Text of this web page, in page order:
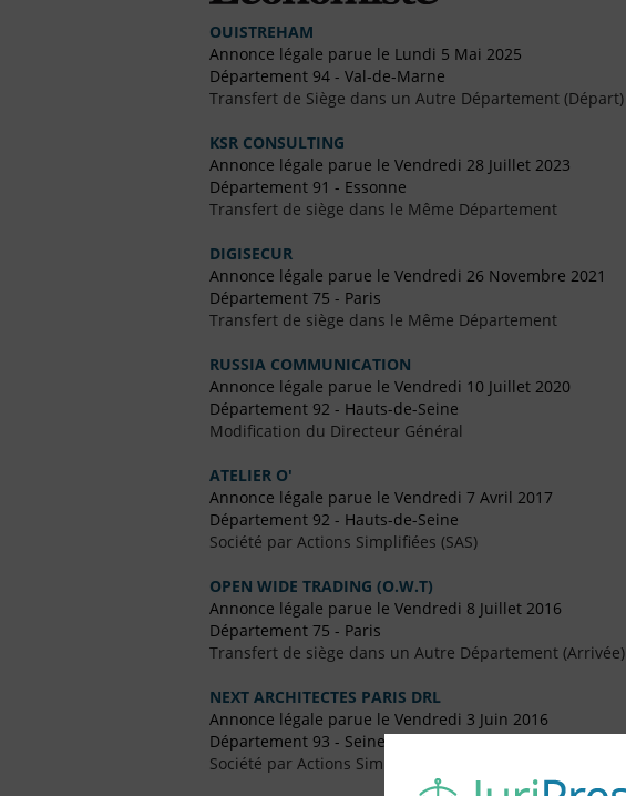
OUISTREHAM
Annonce légale parue le Lundi 5 Mai 2025
Département 94 - Val-de-Marne
Transfert de Siège dans un Autre Département (Départ)
KSR CONSULTING
Annonce légale parue le Vendredi 28 Juillet 2023
Département 91 - Essonne
Transfert de siège dans le Même Département
DIGISECUR
Annonce légale parue le Vendredi 26 Novembre 2021
Département 75 - Paris
Transfert de siège dans le Même Département
RUSSIA COMMUNICATION
Annonce légale parue le Vendredi 10 Juillet 2020
Département 92 - Hauts-de-Seine
Modification du Directeur Général
ATELIER O'
Annonce légale parue le Vendredi 7 Avril 2017
Département 92 - Hauts-de-Seine
Société par Actions Simplifiées (SAS)
OPEN WIDE TRADING (O.W.T)
Annonce légale parue le Vendredi 8 Juillet 2016
Département 75 - Paris
Transfert de siège dans un Autre Département (Arrivée)
NEXT ARCHITECTES PARIS DRL
Annonce légale parue le Vendredi 3 Juin 2016
Département 93 - Seine-Saint-Denis
Société par Actions Simplifiées (SAS)